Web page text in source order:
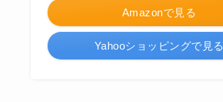
Amazonで見る
Yahooショッピングで見る